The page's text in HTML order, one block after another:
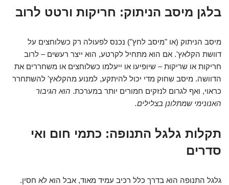
בלגן מיסב הניתוק: חריקות ורטט לרוב
מיסב הניתוק (או "מיסב לחץ") נכנס לפעולה רק כשלוחצים על
דוושת הקלאץ'. אם הוא מתחיל לקרטע, הוא ייצר רעשים – לרוב
חריקות או שריקות – שיופיעו או ייעלמו כשלוחצים או משחררים את
הדוושה. מיסב שחוק מדי יכול להיתקע, למנוע מהקלאץ' להשתחרר
כראוי, ואף לגרום לנזקים חמורים יותר במערכת. הוא הגיבור
האנונימי שמתלונן בצלילים.
תקלות גלגל התנופה: כתמי חום ואי
סדרים
גלגל התנופה הוא בדרך כלל רכיב עמיד מאוד, אבל הוא לא חסין.